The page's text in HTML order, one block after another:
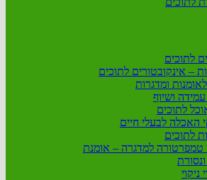
לתוכים
– אינקובטורים לתוכים
ומדגרות
עמידה ושיוף
לתוכים
האכלה לבעלי חיים
לתוכים
טמפרטורה למדגרה – אומנת
ניקוי